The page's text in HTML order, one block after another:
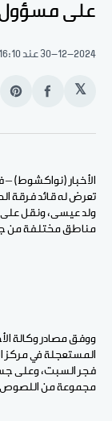
على
30-12-2024 عند 16:10
𝕏
انشر
الأخبار (نواكشوط)
تعرض له قائد فرقة
ولد عيسى، ونقل
مناطق مختلفة من
ووفق مصادر وكالة
المستعجلة في مركز
فجر السبت، وعلى
مجموعة من اللصوص